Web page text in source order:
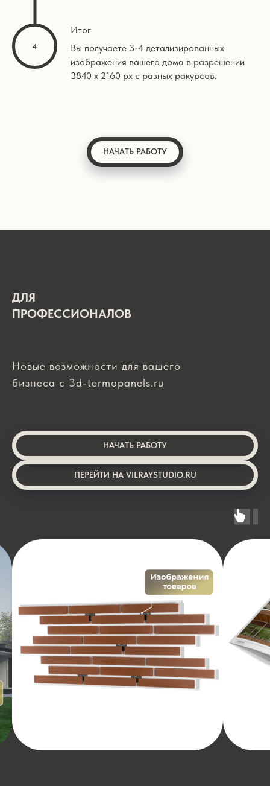
Итог
Вы получаете 3-4 детализированных
изображения вашего дома в разрешении
3840 х 2160 px с разных ракурсов.
НАЧАТЬ РАБОТУ
ДЛЯ
ПРОФЕССИОНАЛОВ
Новые возможности для вашего
бизнеса с 3d-termopanels.ru
НАЧАТЬ РАБОТУ
ПЕРЕЙТИ НА VILRAYSTUDIO.RU